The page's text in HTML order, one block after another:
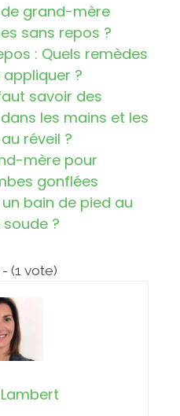
grand-mère
sans repos ?
: Quels remèdes
?
savoir des
les mains et les
réveil ?
mère pour
gonflées
bain de pied au
?
(1 vote)